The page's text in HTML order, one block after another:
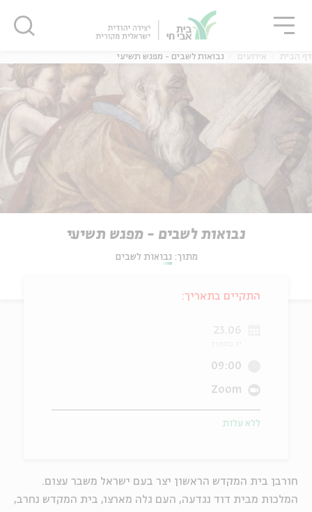
דף הבית אירועים נבואות לשבים - מפגש תשיעי
נבואות לשבים - מפגש תשיעי
מתוך: נבואות לשבים
חורבן בית המקדש הראשון יצר בעם ישראל משבר עצום.
המלכות מבית דוד נגדעה, העם גלה מארצו, בית המקדש נחרב,
התקיים בתאריך:
23.06
09:00
Zoom
ללא עלות
סגור